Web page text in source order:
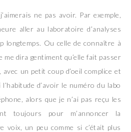
ne pas avoir. Par exemple,
aller au laboratoire d’analyses
longtemps. Ou celle de connaître à
me dira gentiment qu’elle fait passer
un petit coup d’oeil complice et
d’avoir le numéro du labo
alors que je n’ai pas reçu les
toujours pour m’annoncer la
voix, un peu comme si c’était plus